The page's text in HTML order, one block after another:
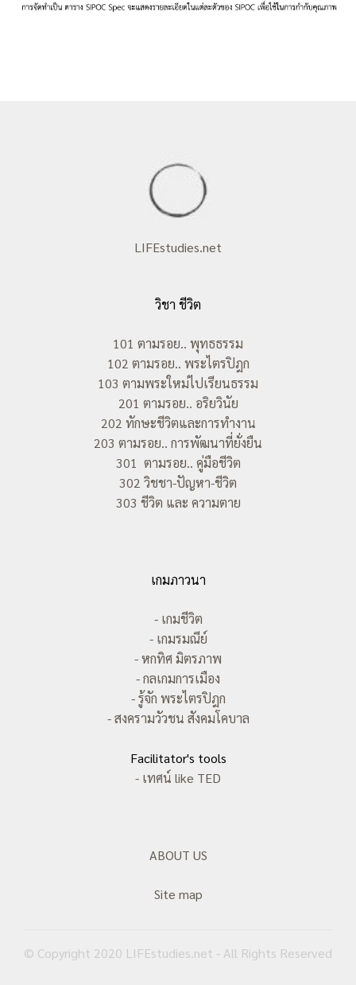
LIFEstudies.net
วิชา ชีวิต
101 ตามรอย.. พุทธธรรม
102 ตามรอย.. พระไตรปิฎก
103 ตามพระใหม่ไปเรียนธรรม
201 ตามรอย.. อริยวินัย
202 ทักษะชีวิตและการทำงาน
203 ตามรอย.. การพัฒนาที่ยั่งยืน
301 ตามรอย.. คู่มือชีวิต
302 วิชชา-ปัญหา-ชีวิต
303 ชีวิต และ ความตาย
เกมภาวนา
- เกมชีวิต
- เกมรมณีย์
- หกทิศ มิตรภาพ
- กลเกมการเมือง
- รู้จัก พระไตรปิฎก
- สงครามวัวชน สังคมโคบาล
Facilitator's tools
- เทศน์ like TED
ABOUT US
Site map
© Copyright 2020 LIFEstudies.net - All Rights Reserved